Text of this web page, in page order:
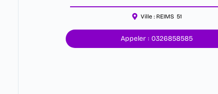
Ville : REIMS 51
Appeler : 0326858585